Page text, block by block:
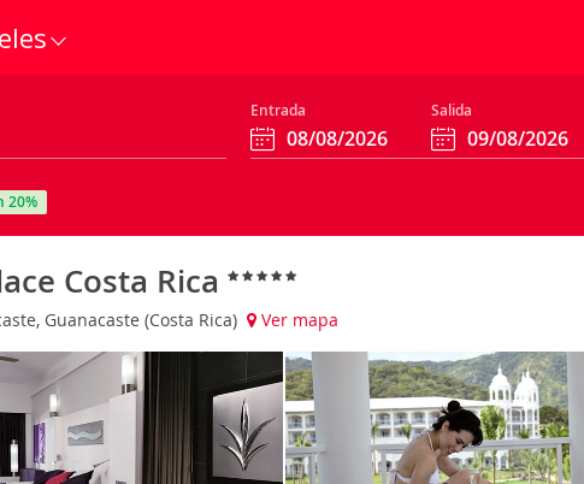
Entrada Salida
20%
Costa Rica
Guanacaste (Costa Rica) Ver mapa